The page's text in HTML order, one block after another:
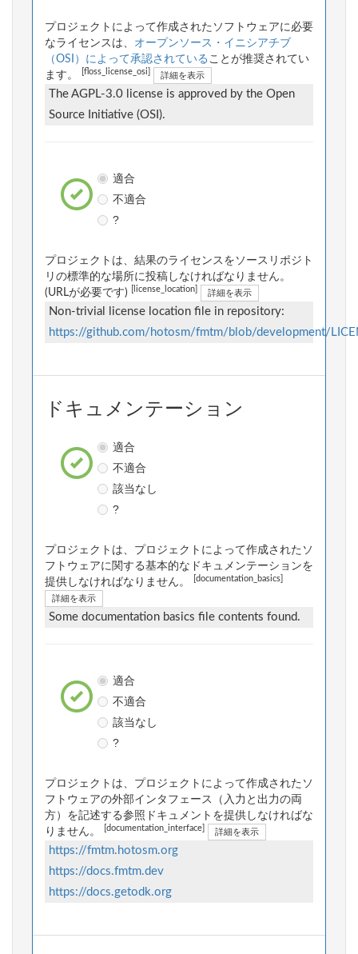
プロジェクトによって作成されたソフトウェアに必要
なライセンスは、 オープンソース・イニシアチブ
（OSI）によって承認されている ことが推奨されてい
ます。
[floss_license_osi] 詳細を表示
The AGPL-3.0 license is approved by the Open
Source Initiative (OSI).
適合
不適合
?
プロジェクトは、結果のライセンスをソースリポジト
リの標準的な場所に投稿しなければなりません。
(URLが必要です)
[license_location] 詳細を表示
Non-trivial license location file in repository:
https://github.com/hotosm/fmtm/blob/development/
ドキュメンテーション
適合
不適合
該当なし
?
プロジェクトは、プロジェクトによって作成されたソ
フトウェアに関する基本的なドキュメンテーションを
提供しなければなりません。
[documentation_basics]
詳細を表示
Some documentation basics file contents found.
適合
不適合
該当なし
?
プロジェクトは、プロジェクトによって作成されたソ
フトウェアの外部インタフェース（入力と出力の両
方）を記述する参照ドキュメントを提供しなければな
りません。
[documentation_interface] 詳細を表示
https://fmtm.hotosm.org
https://docs.fmtm.dev
https://docs.getodk.org